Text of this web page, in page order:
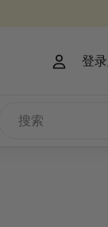
登